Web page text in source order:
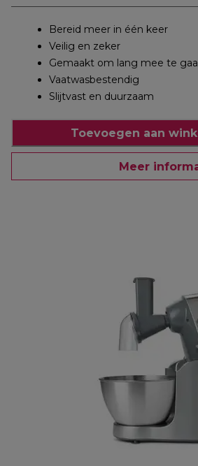
Bereid meer in één keer
Veilig en zeker
Gemaakt om lang mee te
Vaatwasbestendig
Slijtvast en duurzaam
Toevoegen aan
Meer